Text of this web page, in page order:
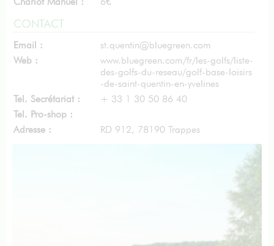
CONTACT
Email :
st.quentin@bluegreen.com
Web :
www.bluegreen.com/fr/les-golfs/liste-
des-golfs-du-reseau/golf-base-loisirs
-de-saint-quentin-en-yvelines
Tel. Secrétariat :
+ 33 1 30 50 86 40
Tel. Pro-shop :
Adresse :
RD 912, 78190 Trappes